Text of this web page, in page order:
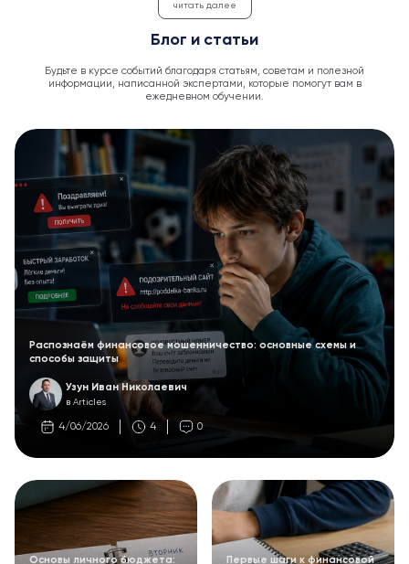
читать далее
Блог и статьи
Будьте в курсе событий благодаря статьям, советам и полезной
информации, написанной экспертами, которые помогут вам в
ежедневном обучении.
Распознаём финансовое мошенничество: основные схемы и
способы защиты
Узун Иван Николаевич
в Articles
4/06/2026 4 0
Основы личного бюджета:
Первые шаги к финансовой